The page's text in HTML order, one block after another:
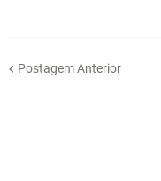
Postagem Anterior